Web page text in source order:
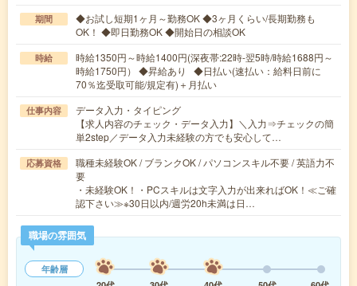
期間
◆お試し短期1ヶ月～勤務OK ◆3ヶ月くらい/長期勤務も
OK！ ◆即日勤務OK ◆開始日の相談OK
時給
時給1350円～時給1400円(深夜帯:22時-翌5時/時給1688円～
時給1750円） ◆昇給あり ◆日払い(速払い：給料日前に
70％迄受取可能/規定有)＋月払い
仕事内容
データ入力・タイピング
【求人内容のチェック・データ入力】＼入力⇒チェックの簡
単2step／データ入力未経験の方でも安心して…
応募資格
職種未経験OK / ブランクOK / パソコンスキル不要 / 英語力不
要
・未経験OK！・PCスキルは文字入力が出来ればOK！≪ご確
認下さい≫※30日以内/週労20h未満は日…
職場の雰囲気
年齢層